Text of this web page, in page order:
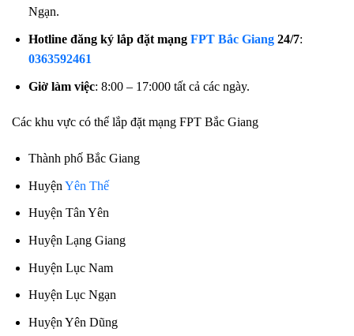
Ngạn.
Hotline đăng ký lắp đặt mạng FPT Bắc Giang24/7:
0363592461
Giờ làm việc: 8:00 – 17:000 tất cả các ngày.
Các khu vực có thể lắp đặt mạng FPT Bắc Giang
Thành phố Bắc Giang
Huyện Yên Thế
Huyện Tân Yên
Huyện Lạng Giang
Huyện Lục Nam
Huyện Lục Ngạn
Huyện Yên Dũng